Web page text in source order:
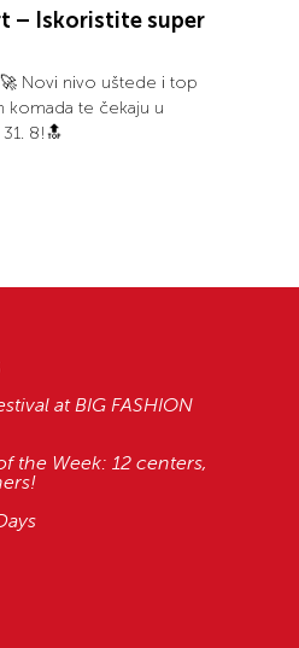
– Iskoristite super
Novi nivo uštede i top
komada te čekaju u
8!🔝
at BIG FASHION
the Week: 12 centers,